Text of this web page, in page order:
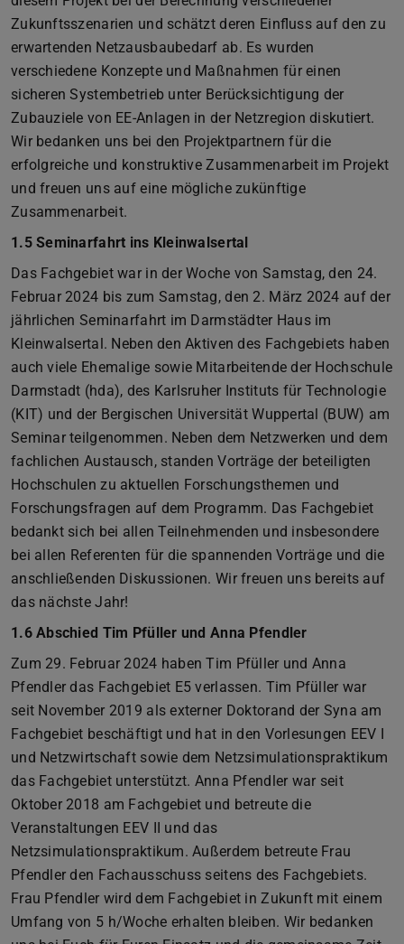
Zukunftsszenarien und schätzt deren Einfluss auf den zu
erwartenden Netzausbaubedarf ab. Es wurden
verschiedene Konzepte und Maßnahmen für einen
sicheren Systembetrieb unter Berücksichtigung der
Zubauziele von EE-Anlagen in der Netzregion diskutiert.
Wir bedanken uns bei den Projektpartnern für die
erfolgreiche und konstruktive Zusammenarbeit im Projekt
und freuen uns auf eine mögliche zukünftige
Zusammenarbeit.
1.5 Seminarfahrt ins Kleinwalsertal
Das Fachgebiet war in der Woche von Samstag, den 24.
Februar 2024 bis zum Samstag, den 2. März 2024 auf der
jährlichen Seminarfahrt im Darmstädter Haus im
Kleinwalsertal. Neben den Aktiven des Fachgebiets haben
auch viele Ehemalige sowie Mitarbeitende der Hochschule
Darmstadt (hda), des Karlsruher Instituts für Technologie
(KIT) und der Bergischen Universität Wuppertal (BUW) am
Seminar teilgenommen. Neben dem Netzwerken und dem
fachlichen Austausch, standen Vorträge der beteiligten
Hochschulen zu aktuellen Forschungsthemen und
Forschungsfragen auf dem Programm. Das Fachgebiet
bedankt sich bei allen Teilnehmenden und insbesondere
bei allen Referenten für die spannenden Vorträge und die
anschließenden Diskussionen. Wir freuen uns bereits auf
das nächste Jahr!
1.6 Abschied Tim Pfüller und Anna Pfendler
Zum 29. Februar 2024 haben Tim Pfüller und Anna
Pfendler das Fachgebiet E5 verlassen. Tim Pfüller war
seit November 2019 als externer Doktorand der Syna am
Fachgebiet beschäftigt und hat in den Vorlesungen EEV I
und Netzwirtschaft sowie dem Netzsimulationspraktikum
das Fachgebiet unterstützt. Anna Pfendler war seit
Oktober 2018 am Fachgebiet und betreute die
Veranstaltungen EEV II und das
Netzsimulationspraktikum. Außerdem betreute Frau
Pfendler den Fachausschuss seitens des Fachgebiets.
Frau Pfendler wird dem Fachgebiet in Zukunft mit einem
Umfang von 5 h/Woche erhalten bleiben. Wir bedanken